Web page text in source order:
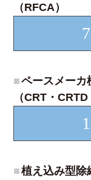
（RFCA）
■ペースメーカ
（CRT・
■植え込み型除